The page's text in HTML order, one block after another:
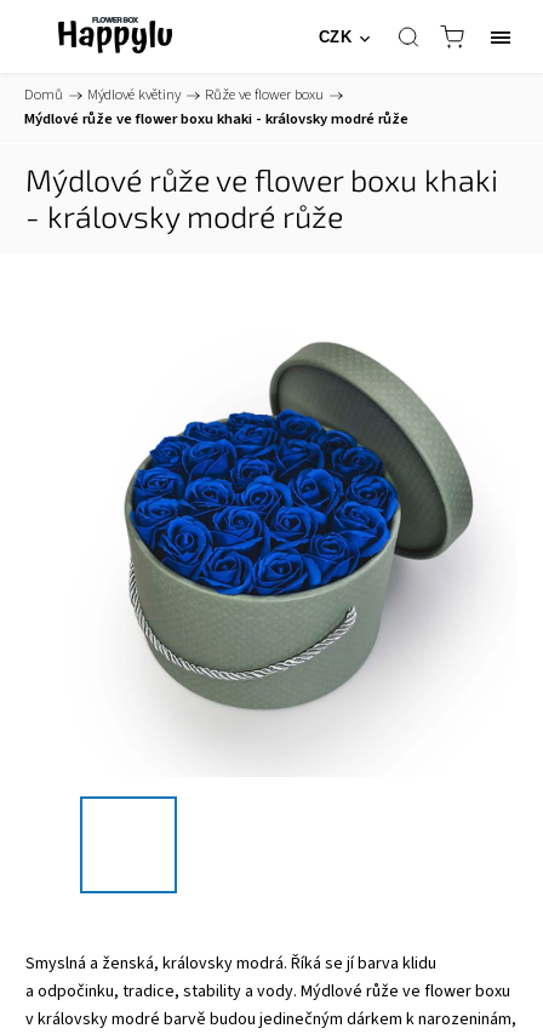
CZK
Domů / Mýdlové květiny / Růže ve flower boxu /
Mýdlové růže ve flower boxu khaki - královsky modré růže
Mýdlové růže ve flower boxu khaki
- královsky modré růže
Smyslná a ženská, královsky modrá. Říká se jí barva klidu
a odpočinku, tradice, stability a vody. Mýdlové růže ve flower boxu
v královsky modré barvě budou jedinečným dárkem k narozeninám,